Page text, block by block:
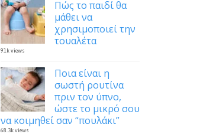
Πώς το παιδί θα
μάθει να
χρησιμοποιεί την
τουαλέτα
91k views
Ποια είναι η
σωστή ρουτίνα
πριν τον ύπνο,
ώστε το μικρό σου
να κοιμηθεί σαν “πουλάκι”
68.3k views